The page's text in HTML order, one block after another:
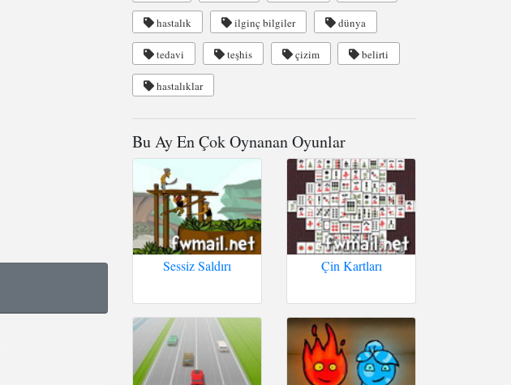
hastalık ilginç bilgiler dünya
tedavi teşhis çizim belirti
hastalıklar
Bu Ay En Çok Oynanan Oyunlar
Sessiz Saldırı Çin Kartları